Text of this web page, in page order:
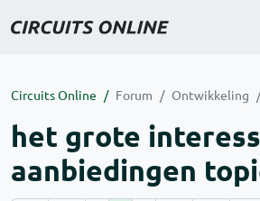
Circuits Online Forum Ontwikkeling
het grote
aanbiedingen